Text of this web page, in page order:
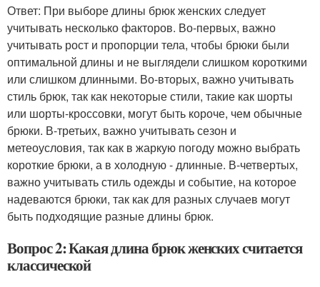
Ответ: При выборе длины брюк женских следует
учитывать несколько факторов. Во-первых, важно
учитывать рост и пропорции тела, чтобы брюки были
оптимальной длины и не выглядели слишком короткими
или слишком длинными. Во-вторых, важно учитывать
стиль брюк, так как некоторые стили, такие как шорты
или шорты-кроссовки, могут быть короче, чем обычные
брюки. В-третьих, важно учитывать сезон и
метеоусловия, так как в жаркую погоду можно выбрать
короткие брюки, а в холодную - длинные. В-четвертых,
важно учитывать стиль одежды и событие, на которое
надеваются брюки, так как для разных случаев могут
быть подходящие разные длины брюк.
Вопрос 2: Какая длина брюк женских считается
классической